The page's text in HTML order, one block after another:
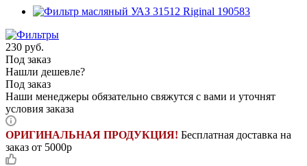
230 руб.
Под заказ
Нашли дешевле?
Под заказ
Наши менеджеры обязательно свяжутся с вами и уточнят
условия заказа
ОРИГИНАЛЬНАЯ ПРОДУКЦИЯ! Бесплатная доставка на
заказ от 5000р